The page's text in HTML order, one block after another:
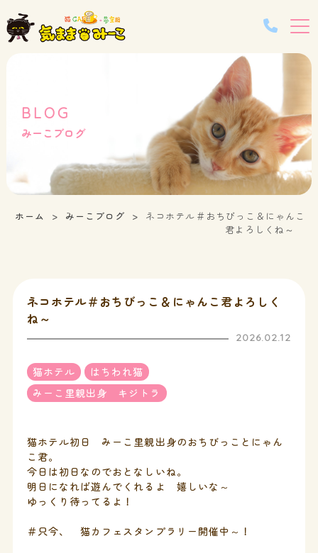
BLOG
みーこブログ
ホーム みーこブログ
ネコホテル＃おちびっこ＆にゃんこ
君よろしくね～
ネコホテル＃おちびっこ＆にゃんこ君よろしく
ね～
2026.02.12
猫ホテル
はちわれ猫
みーこ里親出身 キジトラ
猫ホテル初日 みーこ里親出身のおちびっことにゃん
こ君。
今日は初日なのでおとなしいね。
明日になれば遊んでくれるよ 嬉しいな～
ゆっくり待ってるよ！
＃只今、 猫カフェスタンプラリー開催中～！